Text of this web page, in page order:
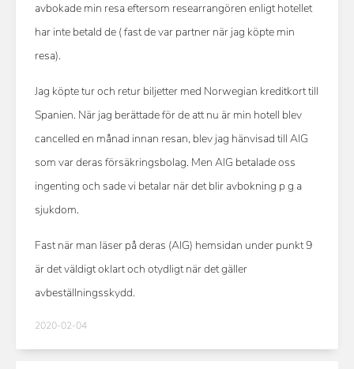
avbokade min resa eftersom researrangören enligt hotellet
har inte betald de ( fast de var partner när jag köpte min
resa).
Jag köpte tur och retur biljetter med Norwegian kreditkort till
Spanien. När jag berättade för de att nu är min hotell blev
cancelled en månad innan resan, blev jag hänvisad till AIG
som var deras försäkringsbolag. Men AIG betalade oss
ingenting och sade vi betalar när det blir avbokning p g a
sjukdom.
Fast när man läser på deras (AIG) hemsidan under punkt 9
är det väldigt oklart och otydligt när det gäller
avbeställningsskydd.
2020-02-04